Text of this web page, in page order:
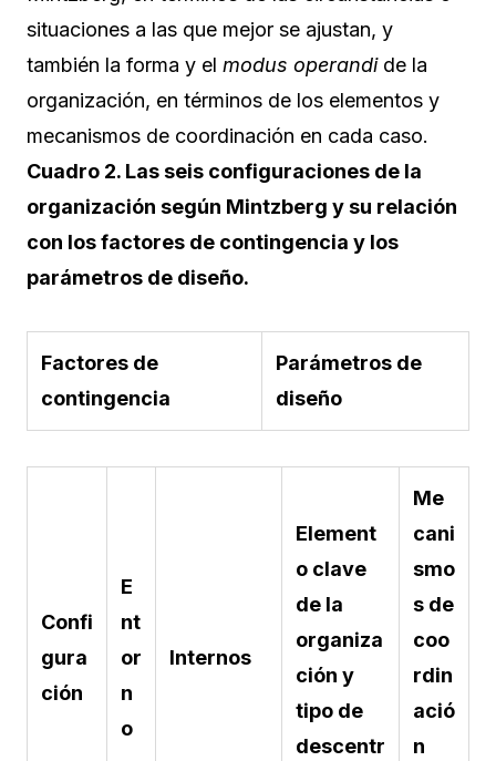
situaciones a las que mejor se ajustan, y
también la forma y el modus operandide la
organización, en términos de los elementos y
mecanismos de coordinación en cada caso.
Cuadro 2. Las seis configuraciones de la
organización según Mintzberg y su relación
con los factores de contingencia y los
parámetros de diseño.
Factores de
contingencia
Parámetros de
diseño
Confi
gura
ción
E
nt
or
n
o
Internos
Element
o clave
de la
organiza
ción y
tipo de
descentr
Me
cani
smo
s de
coo
rdin
ació
n